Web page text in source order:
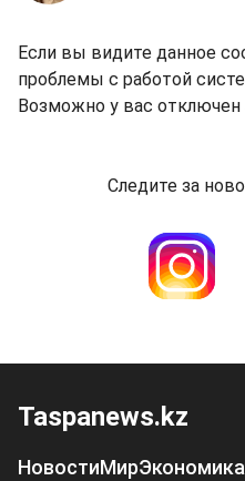
Если вы видите данное
проблемы с работой
Возможно у вас отключен
Следите за
Taspanews.kz
НовостиМирЭкономика